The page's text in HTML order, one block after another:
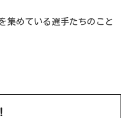
集めている選手たちのこと